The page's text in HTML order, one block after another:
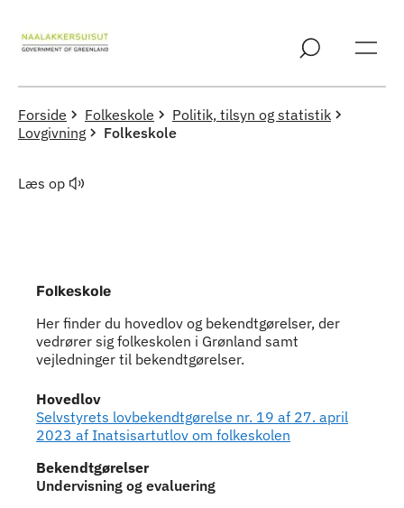
Forside Folkeskole
Politik, tilsyn og statistik
Lovgivning
Folkeskole
Læs op
Folkeskole
Her finder du hovedlov og bekendtgørelser, der
vedrører sig folkeskolen i Grønland samt
vejledninger til bekendtgørelser.
Indhold
Hovedlov
Selvstyrets lovbekendtgørelse nr. 19 af 27. april
2023 af Inatsisartutlov om folkeskolen
Bekendtgørelser
Undervisning og evaluering